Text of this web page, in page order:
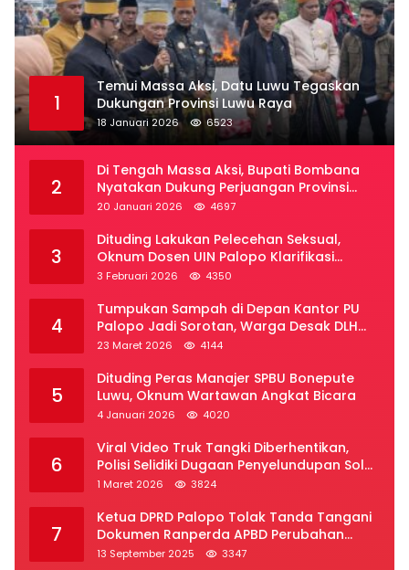
1
Temui Massa Aksi, Datu Luwu Tegaskan
Dukungan Provinsi Luwu Raya
18 Januari 2026 6523
2
Di Tengah Massa Aksi, Bupati Bombana
Nyatakan Dukung Perjuangan Provinsi
Luwu Raya
20 Januari 2026 4697
3
Dituding Lakukan Pelecehan Seksual,
Oknum Dosen UIN Palopo Klarifikasi
Kronologi
3 Februari 2026 4350
4
Tumpukan Sampah di Depan Kantor PU
Palopo Jadi Sorotan, Warga Desak DLH
Segera Bertindak
23 Maret 2026 4144
5
Dituding Peras Manajer SPBU Bonepute
Luwu, Oknum Wartawan Angkat Bicara
4 Januari 2026 4020
6
Viral Video Truk Tangki Diberhentikan,
Polisi Selidiki Dugaan Penyelundupan Solar
Subsidi di Palopo
1 Maret 2026 3824
7
Ketua DPRD Palopo Tolak Tanda Tangani
Dokumen Ranperda APBD Perubahan
2025
13 September 2025 3347